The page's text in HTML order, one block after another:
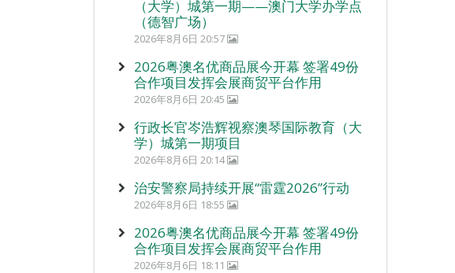
（大学）城第一期——澳门大学办学点
（德智广场）
2026年8月6日 20:57
2026粤澳名优商品展今开幕 签署49份
合作项目发挥会展商贸平台作用
2026年8月6日 20:45
行政长官岑浩辉视察澳琴国际教育（大
学）城第一期项目
2026年8月6日 20:14
治安警察局持续开展“雷霆2026”行动
2026年8月6日 18:55
2026粤澳名优商品展今开幕 签署49份
合作项目发挥会展商贸平台作用
2026年8月6日 18:11